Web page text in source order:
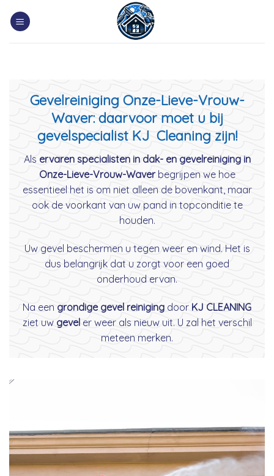
Gevelreiniging Onze-Lieve-Vrouw-
Waver: daarvoor moet u bij
gevelspecialist KJ Cleaning zijn!
Als ervaren specialisten in dak- en gevelreiniging in
Onze-Lieve-Vrouw-Waverbegrijpen we hoe
essentieel het is om niet alleen de bovenkant, maar
ook de voorkant van uw pand in topconditie te
houden.
Uw gevel beschermen u tegen weer en wind. Het is
dus belangrijk dat u zorgt voor een goed
onderhoud ervan.
Na een grondige gevel reiniging door KJ CLEANING
ziet uw geveler weer als nieuw uit. U zal het verschil
meteen merken.